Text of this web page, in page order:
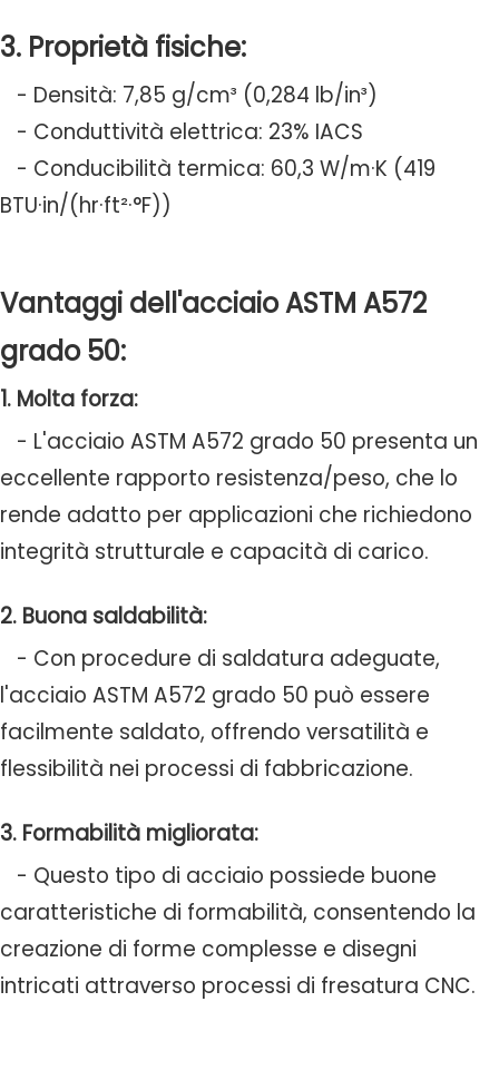
3. Proprietà fisiche:
- Densità: 7,85 g/cm³ (0,284 lb/in³)
- Conduttività elettrica: 23% IACS
- Conducibilità termica: 60,3 W/m·K (419
BTU·in/(hr·ft²·°F))
Vantaggi dell'acciaio ASTM A572
grado 50:
1. Molta forza:
- L'acciaio ASTM A572 grado 50 presenta un
eccellente rapporto resistenza/peso, che lo
rende adatto per applicazioni che richiedono
integrità strutturale e capacità di carico.
2. Buona saldabilità:
- Con procedure di saldatura adeguate,
l'acciaio ASTM A572 grado 50 può essere
facilmente saldato, offrendo versatilità e
flessibilità nei processi di fabbricazione.
3. Formabilità migliorata:
- Questo tipo di acciaio possiede buone
caratteristiche di formabilità, consentendo la
creazione di forme complesse e disegni
intricati attraverso processi di fresatura CNC.